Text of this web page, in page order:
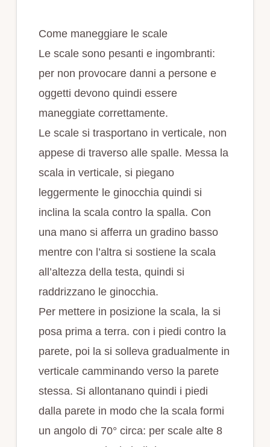
Come maneggiare le scale
Le scale sono pesanti e ingombranti:
per non provocare danni a persone e
oggetti devono quindi essere
maneggiate correttamente.
Le scale si trasportano in verticale, non
appese di traverso alle spalle. Messa la
scala in verticale, si piegano
leggermente le ginocchia quindi si
inclina la scala contro la spalla. Con
una mano si afferra un gradino basso
mentre con l’altra si sostiene la scala
all’altezza della testa, quindi si
raddrizzano le ginocchia.
Per mettere in posizione la scala, la si
posa prima a terra. con i piedi contro la
parete, poi la si solleva gradualmente in
verticale camminando verso la parete
stessa. Si allontanano quindi i piedi
dalla parete in modo che la scala formi
un angolo di 70° circa: per scale alte 8